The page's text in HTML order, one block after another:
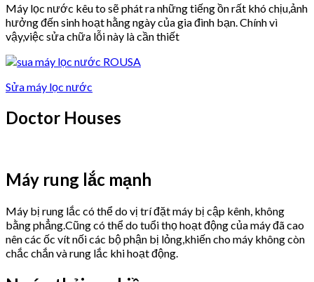
Máy lọc nước kêu to sẽ phát ra những tiếng ồn rất khó chịu,ảnh
hưởng đến sinh hoạt hằng ngày của gia đình bạn. Chính vì
vậy,việc sửa chữa lỗi này là cần thiết
Sửa máy lọc nước
Doctor Houses
Máy rung lắc mạnh
Máy bị rung lắc có thể do vị trí đặt máy bị cập kênh, không
bằng phẳng.Cũng có thể do tuổi thọ hoạt động của máy đã cao
nên các ốc vít nối các bộ phận bị lỏng,khiến cho máy không còn
chắc chắn và rung lắc khi hoạt động.